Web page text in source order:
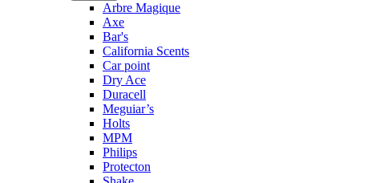
Arbre Magique
Axe
Bar's
California Scents
Car point
Dry Ace
Duracell
Meguiar’s
Holts
MPM
Philips
Protecton